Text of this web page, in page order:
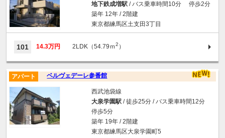
地下鉄成増駅/ バス乗車時間10分 停歩2分
築年 12年 / 2階建
東京都練馬区土支田3丁目
101 14.3万円 2LDK（54.79ｍ2 ）
ベルヴェデーレ参番館
アパート
西武池袋線
大泉学園駅/ 徒歩25分 / バス乗車時間12分
停歩5分
築年 19年 / 2階建
東京都練馬区大泉学園町5